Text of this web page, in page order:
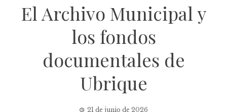
El Archivo Municipal y
los fondos
documentales de
Ubrique
21 de junio de 2026